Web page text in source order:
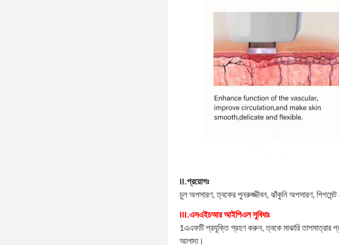
II.প্রয়োগঃ
চুল অপসারণ, ত্বকের পুনরুজ্জীবন, ঝাঁকুনি অপসারণ,
III.এসএইচআর আইপিএল সুবিধাঃ
1এএফটি প্রযুক্তি গ্রহণ করুন, ত্বকে মাঝারি তাপমাত্রার
আলাদা।